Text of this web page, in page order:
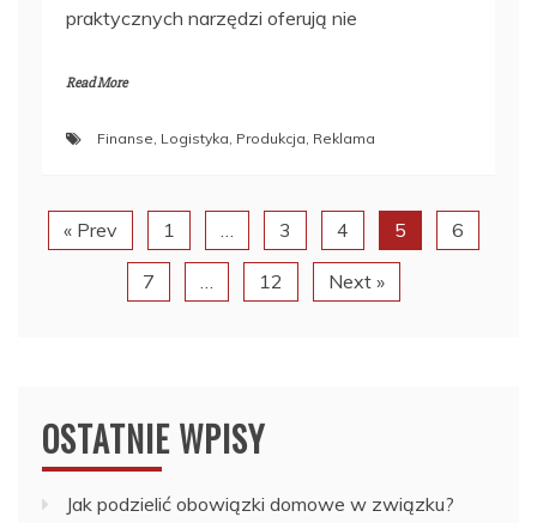
praktycznych narzędzi oferują nie
Read More
Finanse, Logistyka, Produkcja, Reklama
« Prev 1 … 3 4 5 6
7 … 12 Next »
OSTATNIE WPISY
Jak podzielić obowiązki domowe w związku?